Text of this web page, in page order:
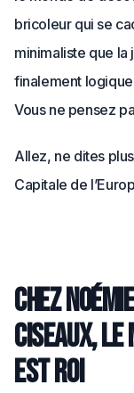
bricoleur qui se
minimaliste que la
finalement logique
Vous ne pensez
Allez, ne dites
Capitale de
Chez
Ciseaux,
est roi